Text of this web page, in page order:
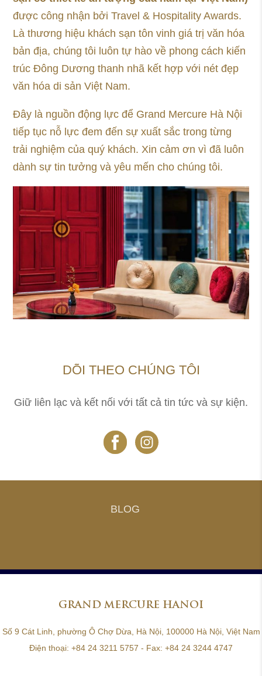
được công nhận bởi Travel & Hospitality Awards.
Là thương hiệu khách sạn tôn vinh giá trị văn hóa
bản địa, chúng tôi luôn tự hào về phong cách kiến
trúc Đông Dương thanh nhã kết hợp với nét đẹp
văn hóa di sản Việt Nam.
Đây là nguồn động lực để Grand Mercure Hà Nội
tiếp tục nỗ lực đem đến sự xuất sắc trong từng
trải nghiệm của quý khách. Xin cảm ơn vì đã luôn
dành sự tin tưởng và yêu mến cho chúng tôi.
DÕI THEO CHÚNG TÔI
Giữ liên lạc và kết nối với tất cả tin tức và sự kiện.
BLOG
GRAND MERCURE HANOI
Số 9 Cát Linh, phường Ô Chợ Dừa, Hà Nội, 100000 Hà Nội, Việt Nam
Điện thoại: +84 24 3211 5757 - Fax: +84 24 3244 4747